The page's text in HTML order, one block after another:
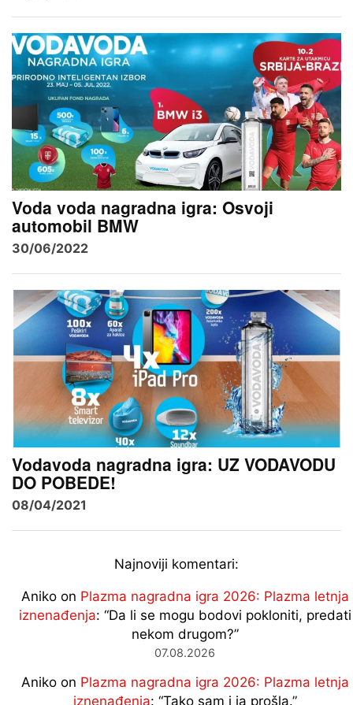
Voda voda nagradna igra: Osvoji
automobil BMW
30/06/2022
Vodavoda nagradna igra: UZ VODAVODU
DO POBEDE!
08/04/2021
Najnoviji komentari:
Anikoon Plazma nagradna igra 2026: Plazma letnja
iznenađenja: “Da li se mogu bodovi pokloniti, predati
nekom drugom?”
07.08.2026
Anikoon Plazma nagradna igra 2026: Plazma letnja
iznenađenja: “Tako sam i ja prošla.”